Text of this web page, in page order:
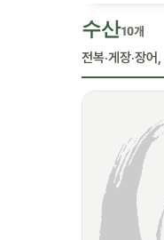
수산10개
전복·게장·장